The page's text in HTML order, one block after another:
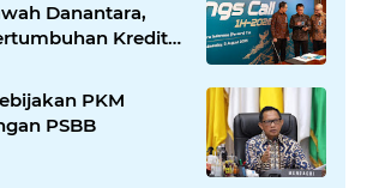
Danantara,
Kredit
PKM
PSBB